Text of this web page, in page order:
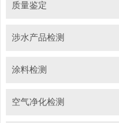
质量鉴定
涉水产品检测
涂料检测
空气净化检测